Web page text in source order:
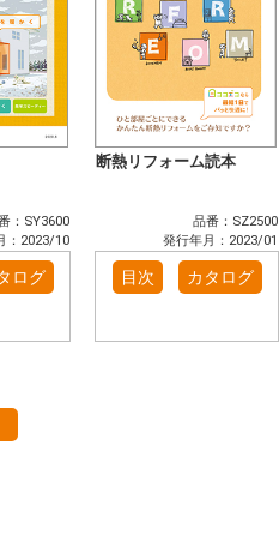
：SY3600
：2023/10
ログ
断熱リフォーム読本
品番：SZ2500
発行年月：2023/01
目次 カタログ